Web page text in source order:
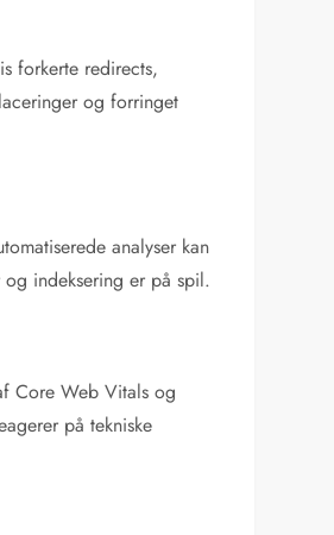
forkerte redirects,
og forringet
analyser kan
indeksering er på spil.
Core Web Vitals og
på tekniske